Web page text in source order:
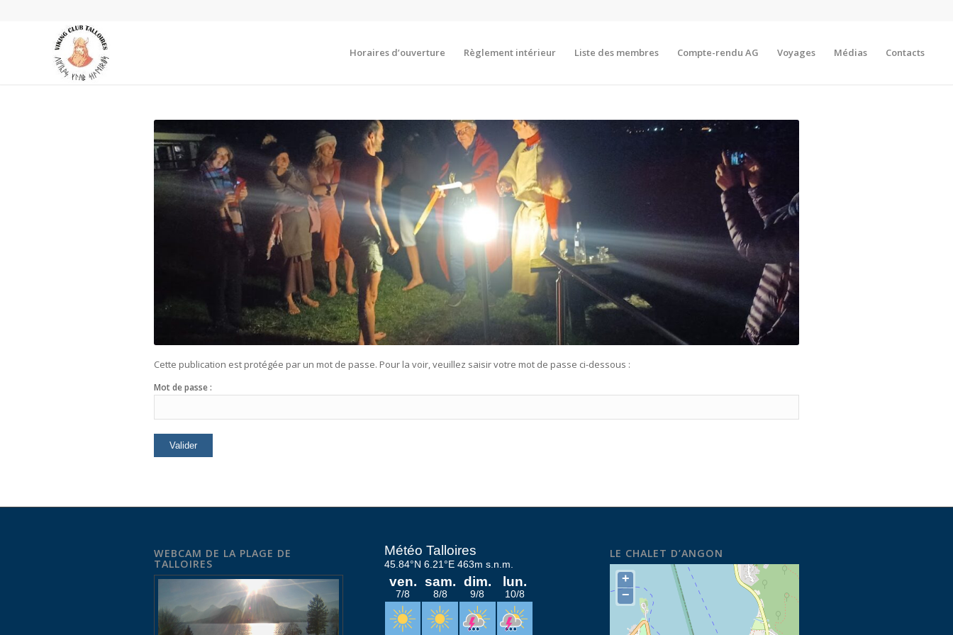
Horaires d’ouverture Règlement intérieur Liste des membres Compte-rendu AG Voyages Médias Contacts
Cette publication est protégée par un mot de passe. Pour la voir, veuillez saisir votre mot de passe ci-dessous :
Mot de passe :
WEBCAM DE LA PLAGE DE
TALLOIRES
LE CHALET D’ANGON
+
−